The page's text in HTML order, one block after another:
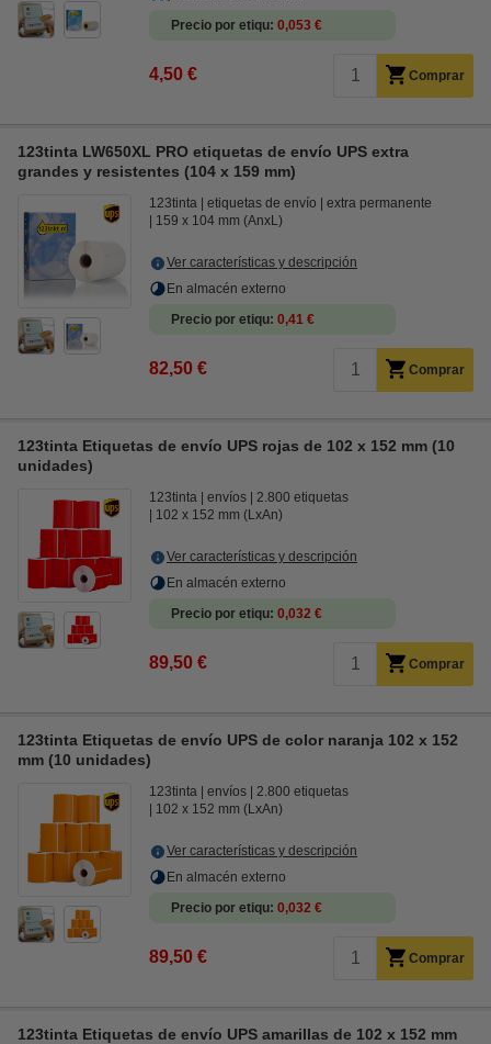
Precio por etiqu 0,053 €
4,50 € Comprar
123tinta LW650XL PRO etiquetas de envío UPS extra
grandes y resistentes (104 x 159 mm)
123tinta etiquetas de envío
extra permanente
159 x 104 mm (AnxL)
Ver características y descripción
En almacén externo
Precio por etiqu 0,41 €
82,50 € Comprar
123tinta Etiquetas de envío UPS rojas de 102 x 152 mm (10
unidades)
123tinta envíos
2.800 etiquetas
102 x 152 mm (LxAn)
Ver características y descripción
En almacén externo
Precio por etiqu 0,032 €
89,50 € Comprar
123tinta Etiquetas de envío UPS de color naranja 102 x 152
mm (10 unidades)
123tinta envíos
2.800 etiquetas
102 x 152 mm (LxAn)
Ver características y descripción
En almacén externo
Precio por etiqu 0,032 €
89,50 € Comprar
123tinta Etiquetas de envío UPS amarillas de 102 x 152 mm